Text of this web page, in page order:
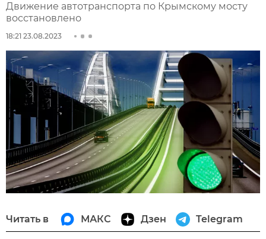
Движение автотранспорта по Крымскому мосту
восстановлено
18:21 23.08.2023
Читать в МАКС Дзен Telegram